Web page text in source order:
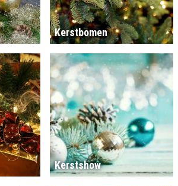
Kerstbomen
Kerstshow